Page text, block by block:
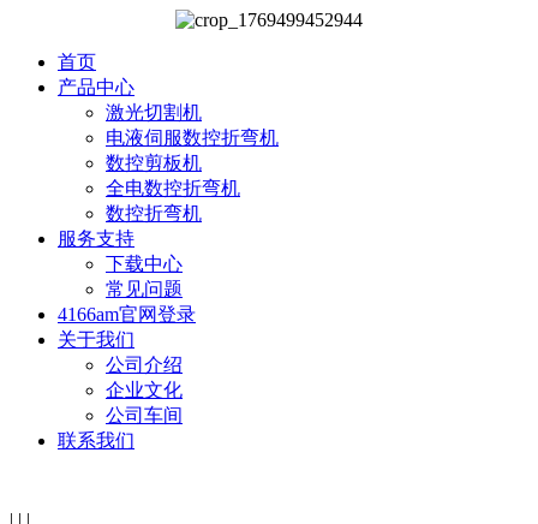
首页
产品中心
激光切割机
电液伺服数控折弯机
数控剪板机
全电数控折弯机
数控折弯机
服务支持
下载中心
常见问题
4166am官网登录
关于我们
公司介绍
企业文化
公司车间
联系我们
| | |